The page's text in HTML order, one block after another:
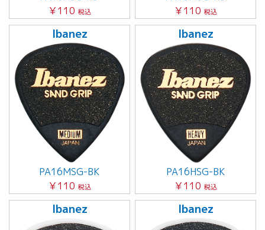
￥110 税込
￥110 税込
Ibanez
PA16MSG-BK
￥110 税込
Ibanez
PA16HSG-BK
￥110 税込
Ibanez Ibanez